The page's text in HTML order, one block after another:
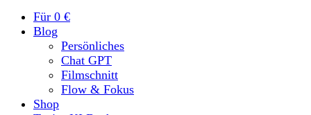
Für 0 €
Blog
Persönliches
Chat GPT
Filmschnitt
Flow & Fokus
Shop